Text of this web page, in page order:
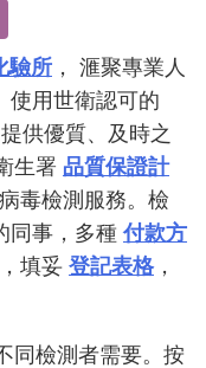
驗所 ， 滙聚專業人
使用世衛認可的
供優質、及時之
生署 品質保證計
毒檢測服務。檢
同事，多種付款方
填妥 登記表格，
同檢測者需要。按